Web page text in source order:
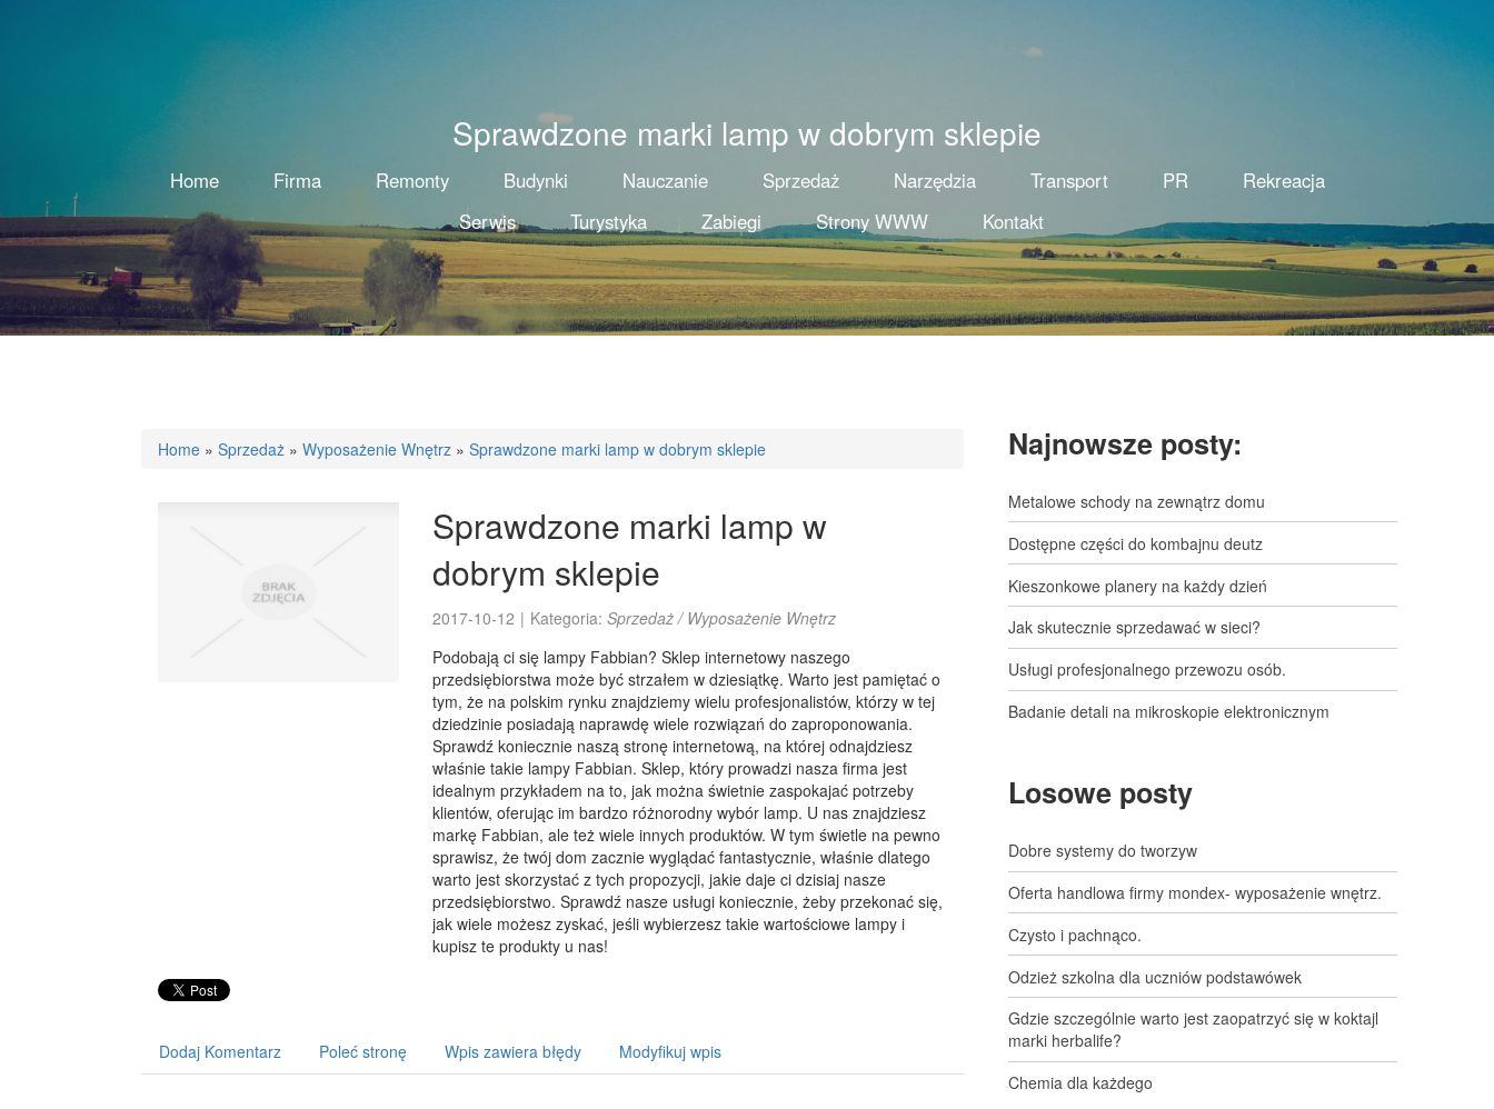
Sprawdzone marki lamp w dobrym sklepie
Home Firma Remonty Budynki Nauczanie Sprzedaż Narzędzia Transport PR
Rekreacja
Serwis
Turystyka Zabiegi Strony WWW Kontakt
Home » Sprzedaż » Wyposażenie Wnętrz » Sprawdzone marki lamp w dobrym sklepie
Sprawdzone marki lamp w
dobrym sklepie
2017-10-12 | Kategoria: Sprzedaż / Wyposażenie Wnętrz
Podobają ci się lampy Fabbian? Sklep internetowy naszego
przedsiębiorstwa może być strzałem w dziesiątkę. Warto jest pamiętać o
tym, że na polskim rynku znajdziemy wielu profesjonalistów, którzy w tej
dziedzinie posiadają naprawdę wiele rozwiązań do zaproponowania.
Sprawdź koniecznie naszą stronę internetową, na której odnajdziesz
właśnie takie lampy Fabbian. Sklep, który prowadzi nasza firma jest
idealnym przykładem na to, jak można świetnie zaspokajać potrzeby
klientów, oferując im bardzo różnorodny wybór lamp. U nas znajdziesz
markę Fabbian, ale też wiele innych produktów. W tym świetle na pewno
sprawisz, że twój dom zacznie wyglądać fantastycznie, właśnie dlatego
warto jest skorzystać z tych propozycji, jakie daje ci dzisiaj nasze
przedsiębiorstwo. Sprawdź nasze usługi koniecznie, żeby przekonać się,
jak wiele możesz zyskać, jeśli wybierzesz takie wartościowe lampy i
kupisz te produkty u nas!
Dodaj Komentarz Poleć stronę Wpis zawiera błędy Modyfikuj wpis
Najnowsze posty:
Metalowe schody na zewnątrz domu
Dostępne części do kombajnu deutz
Kieszonkowe planery na każdy dzień
Jak skutecznie sprzedawać w sieci?
Usługi profesjonalnego przewozu osób.
Badanie detali na mikroskopie elektronicznym
Losowe posty
Dobre systemy do tworzyw
Oferta handlowa firmy mondex- wyposażenie wnętrz.
Czysto i pachnąco.
Odzież szkolna dla uczniów podstawówek
Gdzie szczególnie warto jest zaopatrzyć się w koktajl
marki herbalife?
Chemia dla każdego